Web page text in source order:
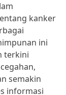
kanker
ini
terkini
semakin
informasi